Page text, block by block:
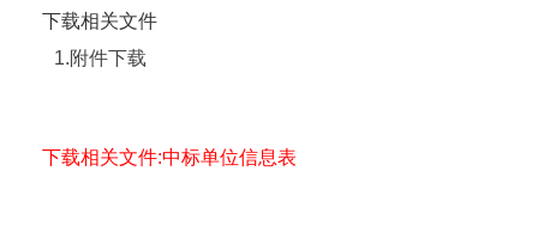
下载相关文件
1.附件下载
下载相关文件:中标单位信息表